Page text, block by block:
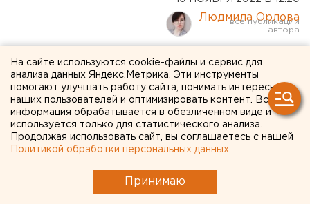
Людмила Орлова
Укороченную высотку все-
таки построят напротив
челябинского университета
На сайте используются cookie-файлы и сервис для
анализа данных Яндекс.Метрика. Эти инструменты
помогают улучшать работу сайта, понимать интересы
наших пользователей и оптимизировать контент. Вся
информация обрабатывается в обезличенном виде и
используется только для статистического анализа.
Продолжая использовать сайт, вы соглашаетесь с нашей
Политикой обработки персональных данных
Принимаю